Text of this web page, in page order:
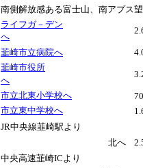
南側解放感ある富士山、南アプス
ライフガ－デン
へ
韮崎市立病院へ
韮崎市役所
へ
市立北東小学校へ
市立東中学校へ
JR中央線韮崎駅より
北へ
中央高速韮崎ICより